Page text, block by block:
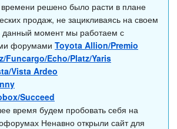
времени решено было расти в плане
продаж, не зацикливаясь на своем
данный момент мы работаем с
форумами Toyota Allion/Premio
Funcargo/Echo/Platz/Yaris
Vista Ardeo
Succeed
время будем пробовать себя на
Ненавно открыли сайт для